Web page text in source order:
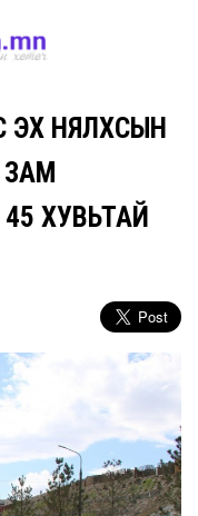
ЭХ НЯЛХСЫН
ЗАМ
ХУВЬТАЙ